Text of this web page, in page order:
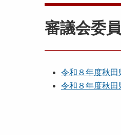
審議会委
令和８年度秋
令和８年度秋